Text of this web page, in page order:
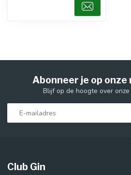
Abonneer je op
Blijf op de hoogte over
Club Gin